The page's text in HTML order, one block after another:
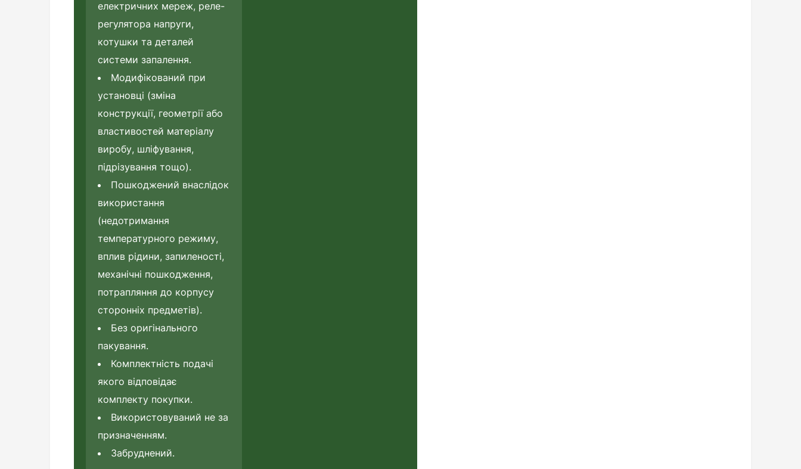
електричних мереж, реле-
регулятора напруги,
котушки та деталей
системи запалення.
Модифікований при
установці (зміна
конструкції, геометрії або
властивостей матеріалу
виробу, шліфування,
підрізування тощо).
Пошкоджений внаслідок
використання
(недотримання
температурного режиму,
вплив рідини, запиленості,
механічні пошкодження,
потрапляння до корпусу
сторонніх предметів).
Без оригінального
пакування.
Комплектність подачі
якого відповідає
комплекту покупки.
Використовуваний не за
призначенням.
Забруднений.